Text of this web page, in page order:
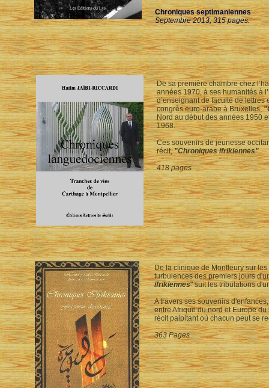
Chroniques septimaniennes
Septembre 2013, 315 pages.
De sa première chambre chez
années 1970, à ses humanités à
d’enseignant de faculté de lettres
congrès euro-arabe à Bruxelles,
Nord au début des années 1950
1968.
Ces souvenirs de jeunesse
récit,"Chroniques ifrikiennes".
418 pages
De la clinique de Monfleury sur
turbulences des premiers jours
ifrikiennes" suit les tribulations
A travers ses souvenirs
entre Afrique du nord et Europe
récit palpitant où chacun peut se
363 Pages